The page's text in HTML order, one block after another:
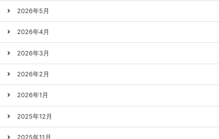
2026年5月
2026年4月
2026年3月
2026年2月
2026年1月
2025年12月
2025年11月